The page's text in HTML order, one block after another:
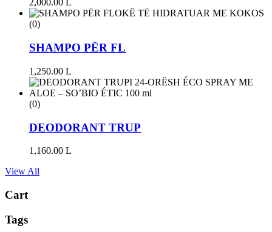
2,000.00 L
(0)
SHAMPO PËR FL
1,250.00 L
(0)
DEODORANT TRUP
1,160.00 L
View All
Cart
Tags